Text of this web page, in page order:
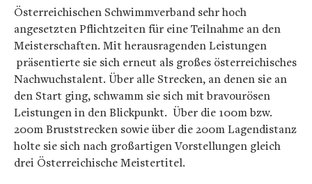
Österreichischen Schwimmverband sehr hoch
angesetzten Pflichtzeiten für eine Teilnahme an den
Meisterschaften. Mit herausragenden Leistungen
präsentierte sie sich erneut als großes österreichisches
Nachwuchstalent. Über alle Strecken, an denen sie an
den Start ging, schwamm sie sich mit bravourösen
Leistungen in den Blickpunkt. Über die 100m bzw.
200m Bruststrecken sowie über die 200m Lagendistanz
holte sie sich nach großartigen Vorstellungen gleich
drei Österreichische Meistertitel.